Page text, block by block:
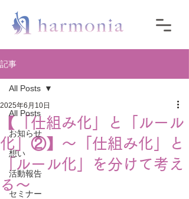
記事
All Posts
お知らせ
想い
活動報告
セミナー
All Posts
【「仕組み化」と「ルール
化」②】〜「仕組み化」と
「ルール化」を分けて考え
る〜
2025年6月10日